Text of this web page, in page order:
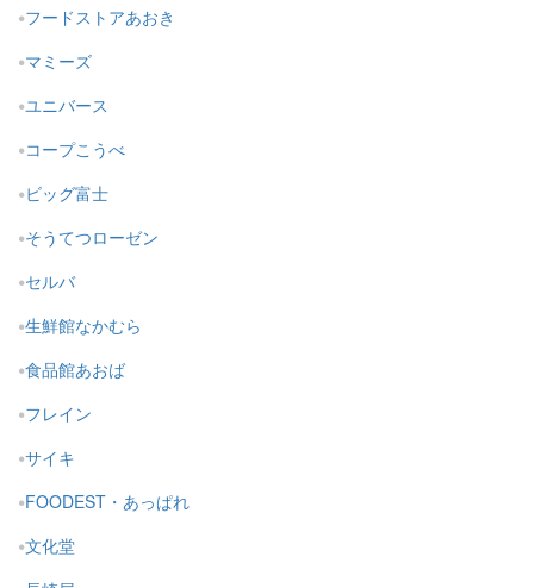
フードストアあおき
マミーズ
ユニバース
コープこうべ
ビッグ富士
そうてつローゼン
セルバ
生鮮館なかむら
食品館あおば
フレイン
サイキ
FOODEST・あっぱれ
文化堂